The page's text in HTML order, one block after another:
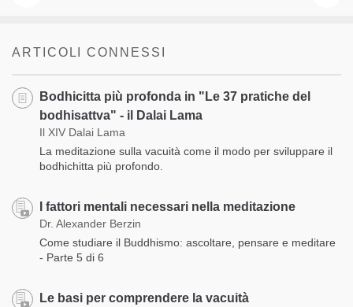
ARTICOLI CONNESSI
Bodhicitta più profonda in "Le 37 pratiche del
bodhisattva" - il Dalai Lama
Il XIV Dalai Lama
La meditazione sulla vacuità come il modo per sviluppare il
bodhichitta più profondo.
I fattori mentali necessari nella meditazione
Dr. Alexander Berzin
Come studiare il Buddhismo: ascoltare, pensare e meditare
- Parte 5 di 6
Le basi per comprendere la vacuità